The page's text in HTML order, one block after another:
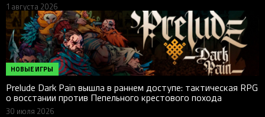
1 августа 2026
НОВЫЕ ИГРЫ
Prelude Dark Pain вышла в раннем доступе: тактическая RPG
о восстании против Пепельного крестового похода
30 июля 2026